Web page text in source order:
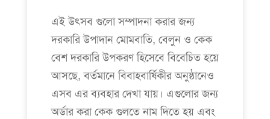
এই উৎসব গুলো সম্পাদনা করার জন্য
দরকারি উপাদান মোমবাতি, বেলুন ও কেক
বেশ দরকারি উপকরণ হিসেবে বিবেচিত হয়ে
আসছে, বর্তমানে বিবাহবার্ষিকীর অনুষ্ঠানেও
এসব এর ব্যবহার দেখা যায়। এগুলোর জন্য
অর্ডার করা কেক গুলতে নাম দিতে হয় এবং